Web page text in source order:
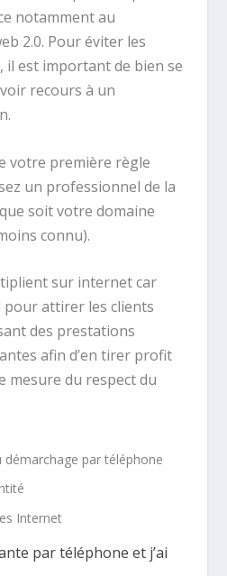
notamment au
2.0. Pour éviter les
il est important de bien se
recours à un
votre première règle
un professionnel de la
soit votre domaine
connu).
sur internet car
pour attirer les clients
des prestations
afin d’en tirer profit
mesure du respect du
démarchage par téléphone
Internet
par téléphone et j’ai